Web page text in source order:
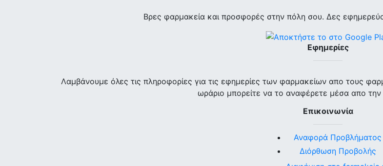
Βρες φαρμακεία και προσφορές στην πόλη σου. Δες
Εφημερίες
Λαμβάνουμε όλες τις πληροφορίες για τις εφημερίες των φαρμακείων απο τους
ωράριο μπορείτε να το αναφέρετε μέσα απο την
Επικοινωνία
Αναφορά Προβλήματος
Διόρθωση Προβολής